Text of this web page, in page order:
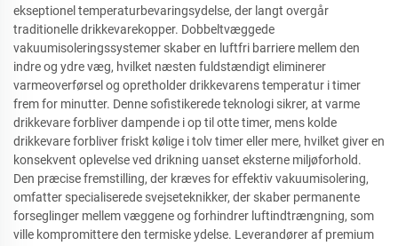
ekseptionel temperaturbevaringsydelse, der langt overgår
traditionelle drikkevarekopper. Dobbeltvæggede
vakuumisoleringssystemer skaber en luftfri barriere mellem den
indre og ydre væg, hvilket næsten fuldstændigt eliminerer
varmeoverførsel og opretholder drikkevarens temperatur i timer
frem for minutter. Denne sofistikerede teknologi sikrer, at varme
drikkevare forbliver dampende i op til otte timer, mens kolde
drikkevare forbliver friskt kølige i tolv timer eller mere, hvilket giver en
konsekvent oplevelse ved drikning uanset eksterne miljøforhold.
Den præcise fremstilling, der kræves for effektiv vakuumisolering,
omfatter specialiserede svejseteknikker, der skaber permanente
forseglinger mellem væggene og forhindrer luftindtrængning, som
ville kompromittere den termiske ydelse. Leverandører af premium